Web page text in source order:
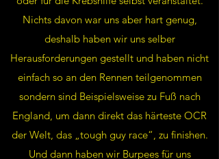
Nichts davon war uns aber hart genug,
deshalb haben wir uns selber
Herausforderungen gestellt und haben nicht
einfach so an den Rennen teilgenommen
sondern sind Beispielsweise zu Fuß nach
England, um dann direkt das härteste OCR
der Welt, das „tough guy race“, zu finishen.
Und dann haben wir Burpees für uns